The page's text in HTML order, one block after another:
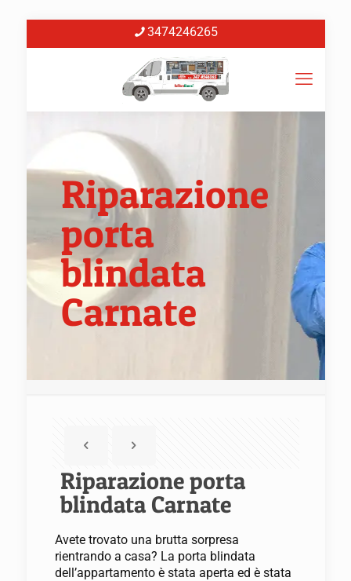
3474246265
Riparazione
porta
blindata
Carnate
Riparazione porta
blindata Carnate
Avete trovato una brutta sorpresa
rientrando a casa? La porta blindata
dell’appartamento è stata aperta ed è stata